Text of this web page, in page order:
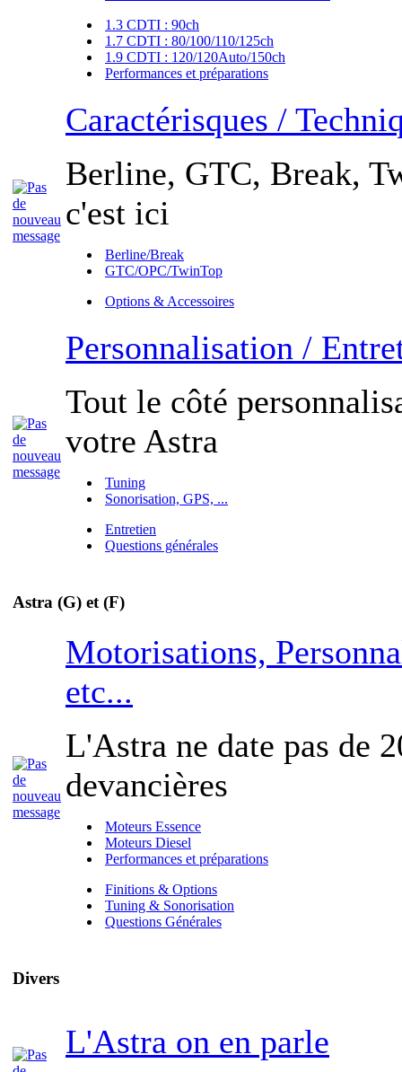
1.3 CDTI : 90ch
1.7 CDTI : 80/100/110/125ch
1.9 CDTI : 120/120Auto/150ch
Performances et préparations
Caractérisques /
Berline, GTC, Break,
c'est ici
Berline/Break
GTC/OPC/TwinTop
Options & Accessoires
Personnalisation /
Tout le côté
votre Astra
Tuning
Sonorisation, GPS, ...
Entretien
Questions générales
Astra (G) et (F)
Motorisations,
etc...
L'Astra ne date pas de
devancières
Moteurs Essence
Moteurs Diesel
Performances et préparations
Finitions & Options
Tuning & Sonorisation
Questions Générales
Divers
L'Astra on en parle